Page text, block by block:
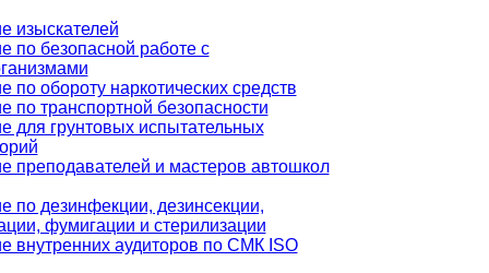
изыскателей
по безопасной работе с
по обороту наркотических средств
по транспортной безопасности
для грунтовых испытательных
преподавателей и мастеров автошкол
по дезинфекции, дезинсекции,
фумигации и стерилизации
внутренних аудиторов по СМК ISO